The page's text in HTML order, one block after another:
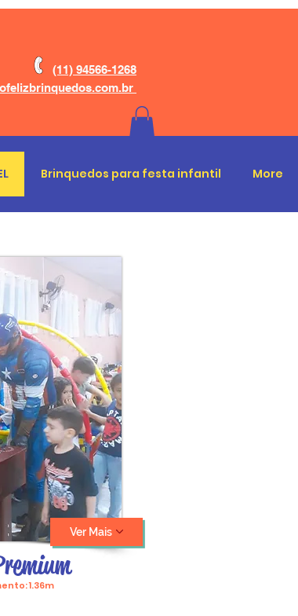
(11) 94566-1268
Brinquedos para festa infantil More
Ver Mais
1.36m